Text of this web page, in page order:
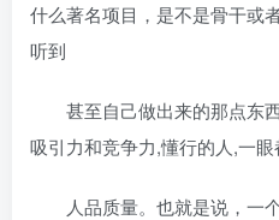
什么著名项目，是不是骨干或
听到
甚至自己做出来的那点东
吸引力和竞争力,懂行的人,一
人品质量。也就是说，一